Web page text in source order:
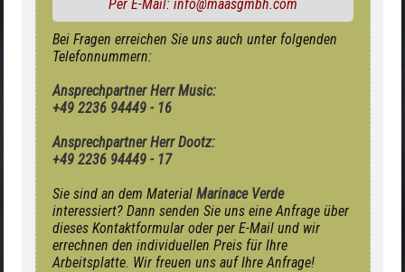
Per E-Mail: info@maasgmbh.com
Bei Fragen erreichen Sie uns auch unter folgenden
Telefonnummern:
Ansprechpartner Herr Music:
+49 2236 94449 - 16
Ansprechpartner Herr Dootz:
+49 2236 94449 - 17
Sie sind an dem Material Marinace Verde
interessiert? Dann senden Sie uns eine Anfrage über
dieses Kontaktformular oder per E-Mail und wir
errechnen den individuellen Preis für Ihre
Arbeitsplatte. Wir freuen uns auf Ihre Anfrage!